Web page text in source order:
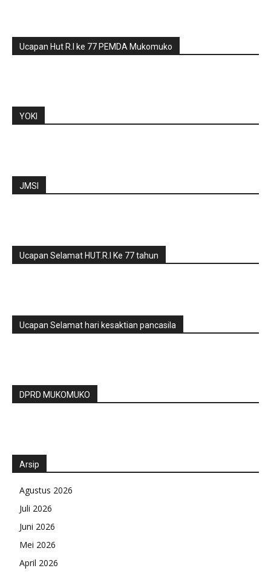
Ucapan Hut R.I ke 77 PEMDA Mukomuko
YOKI
JMSI
Ucapan Selamat HUT.R.I Ke 77 tahun
Ucapan Selamat hari kesaktian pancasila
DPRD MUKOMUKO
Arsip
Agustus 2026
Juli 2026
Juni 2026
Mei 2026
April 2026